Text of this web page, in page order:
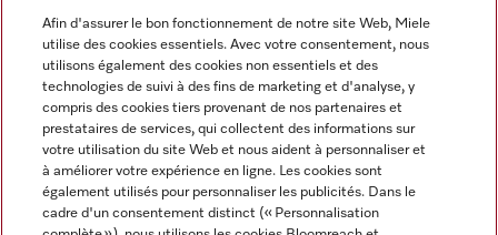
Langue
FRANCAIS
Afin d'assurer le bon fonctionnement de notre site Web, Miele
utilise des cookies essentiels. Avec votre consentement, nous
utilisons également des cookies non essentiels et des
technologies de suivi à des fins de marketing et d'analyse, y
compris des cookies tiers provenant de nos partenaires et
prestataires de services, qui collectent des informations sur
votre utilisation du site Web et nous aident à personnaliser et
à améliorer votre expérience en ligne. Les cookies sont
également utilisés pour personnaliser les publicités. Dans le
cadre d'un consentement distinct (« Personnalisation